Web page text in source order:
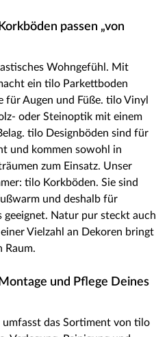
passen „von
Wohngefühl. Mit
ein tilo Parkettboden
für Augen und Füße. tilo Vinyl
oder Steinoptik mit einem
tilo Designböden sind für
und kommen sowohl in
zum Einsatz. Unser
tilo Korkböden. Sie sind
und deshalb für
geeignet. Natur pur steckt auch
Vielzahl an Dekoren bringt
Raum.
und Pflege Deines
umfasst das Sortiment von tilo